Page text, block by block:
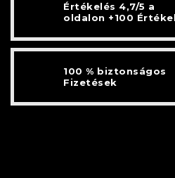
Értékelés 4,7/5 a
oldalon +100
100 % biztonságos
Fizetések